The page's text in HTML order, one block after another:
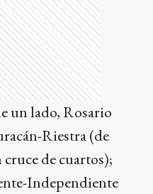
un lado, Rosario
Riestra (de
de cuartos);
Independiente